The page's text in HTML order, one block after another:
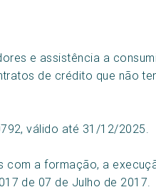
e assistência a
de crédito que não
válido até 31/12/2025.
com a formação, a
de 07 de Julho de 2017.